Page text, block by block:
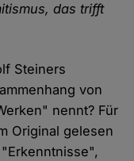
das trifft
Steiners
von
nennt? Für
Original gelesen